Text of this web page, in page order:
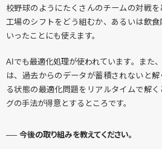
校野球のようにたくさんのチームの対戦を
工場のシフトをどう組むか、あるいは飲
いったことにも使えます。
AIでも最適化処理が使われています。また
は、過去からのデータが蓄積されないと
る状態の最適化問題をリアルタイムで解
グの手法が得意とするところです。
── 今後の取り組みを教えてください。